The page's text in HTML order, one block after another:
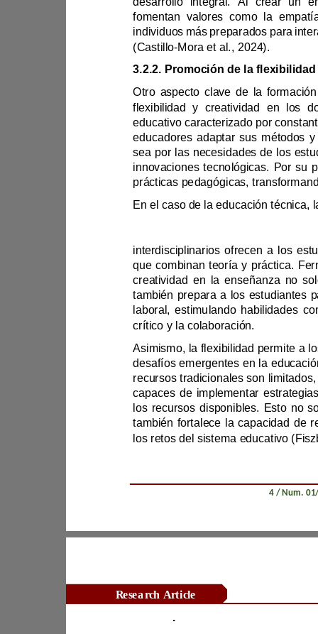
Revista Científica Zambos / Vol. 04
fomentan v
(Castillo-
Mora et al., 2024).
3.2.2
sea por l
interdisciplinar
también prepara a los est
crítico y la colaboración.
capace
los retos del sistema educativo
Research Article
.